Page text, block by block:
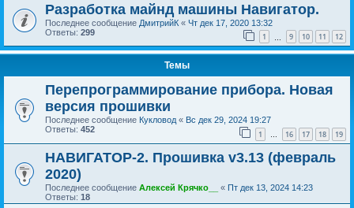
Разработка майнд машины Навигатор.
Последнее сообщение ДмитрийК « Чт дек 17, 2020 13:32
Ответы: 299 1 9 10 11 12
Темы
Перепрограммирование прибора. Новая
версия прошивки
Последнее сообщение Кукловод « Вс дек 29, 2024 19:27
Ответы: 452 1 … 16 17 18 19
НАВИГАТОР-2. Прошивка v3.13 (февраль
2020)
Последнее сообщение Алексей Крячко__ « Пт дек 13, 2024 14:23
Ответы: 18